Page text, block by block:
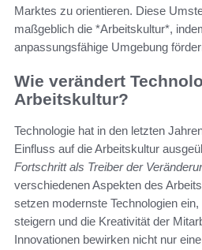
Marktes zu orientieren. Diese
maßgeblich die *Arbeitskultur*,
anpassungsfähige Umgebung
Wie verändert
Arbeitskultur?
Technologie hat in den letzten
Einfluss auf die Arbeitskultur
Fortschritt als Treiber der
verschiedenen Aspekten des
setzen modernste Technologien
steigern und die Kreativität der
Innovationen bewirken nicht nur